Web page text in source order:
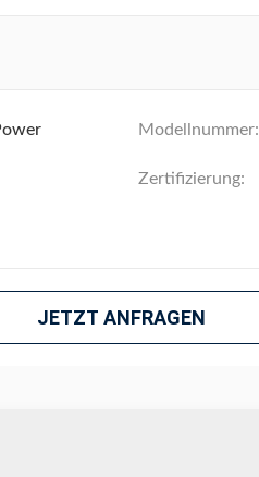
Modellnummer:
Zertifizierung:
JETZT ANFRAGEN